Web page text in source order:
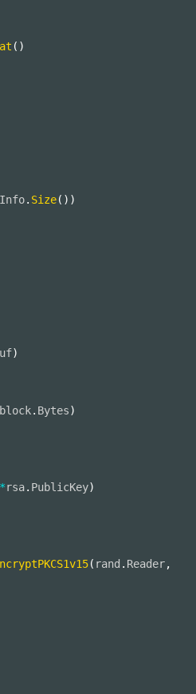
( )
. Size( ) )
)
block. Bytes)
*rsa. PublicKey)
( rand . Reader,